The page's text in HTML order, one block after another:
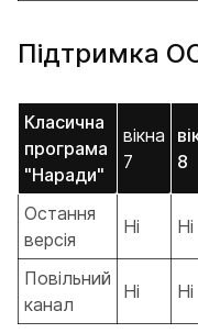
Підтримка
Класична
програма
"Наради"
вікна
7
8
Остання
версія
Ні Ні
Повільний
канал
Ні Ні